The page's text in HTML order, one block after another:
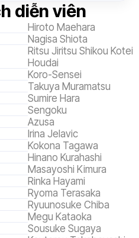
diễn viên
Hiroto Maehara
Nagisa Shiota
Ritsu Jiritsu Shikou Kotei
Houdai
Koro-Sensei
Takuya Muramatsu
Sumire Hara
Sengoku
Azusa
Irina Jelavic
Kokona Tagawa
Hinano Kurahashi
Masayoshi Kimura
Rinka Hayami
Ryoma Terasaka
Ryuunosuke Chiba
Megu Kataoka
Sousuke Sugaya